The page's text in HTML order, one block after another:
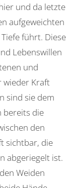
und da letzte
aufgeweichten
führt. Diese
Lebenswillen
und
wieder Kraft
sind sie dem
bereits die
den
sichtbar, die
abgeriegelt ist.
Weiden